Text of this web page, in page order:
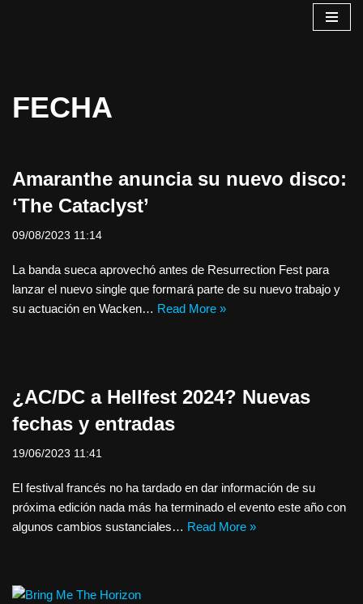
FECHA
Amaranthe anuncia su nuevo disco:
‘The Cataclyst’
09/08/2023 11:14
La banda sueca aprovechó antes de Resurrection Fest para
lanzar el nuevo single que formará parte de su nuevo trabajo y
su actuación en Wacken… Read More »
¿AC/DC a Hellfest 2024? Nuevas
fechas y entradas
19/06/2023 11:41
El festival francés no ha tardado en dar información de su
próxima edición nada más ha terminado el evento este año con
algunos cambios sustanciales… Read More »